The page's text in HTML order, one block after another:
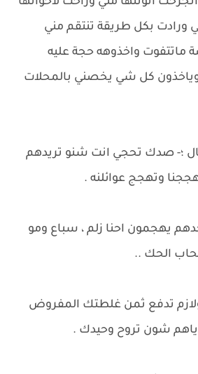
بكل طريقة تنتقم مني
ماتتفوت واخذوهه حجة عليه
كل شي يخصني بالمحلات
؛- صدك تحجي انت شنو تريدهم
وتهجج عوائلنه .
يهجمون احنا زلم ، سباع ومو
الحك ..
تدفع ثمن غلطتك المفروض
شون تروح وحيدك .